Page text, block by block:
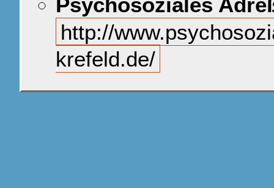
Psychosoziales
http://
krefeld.de/